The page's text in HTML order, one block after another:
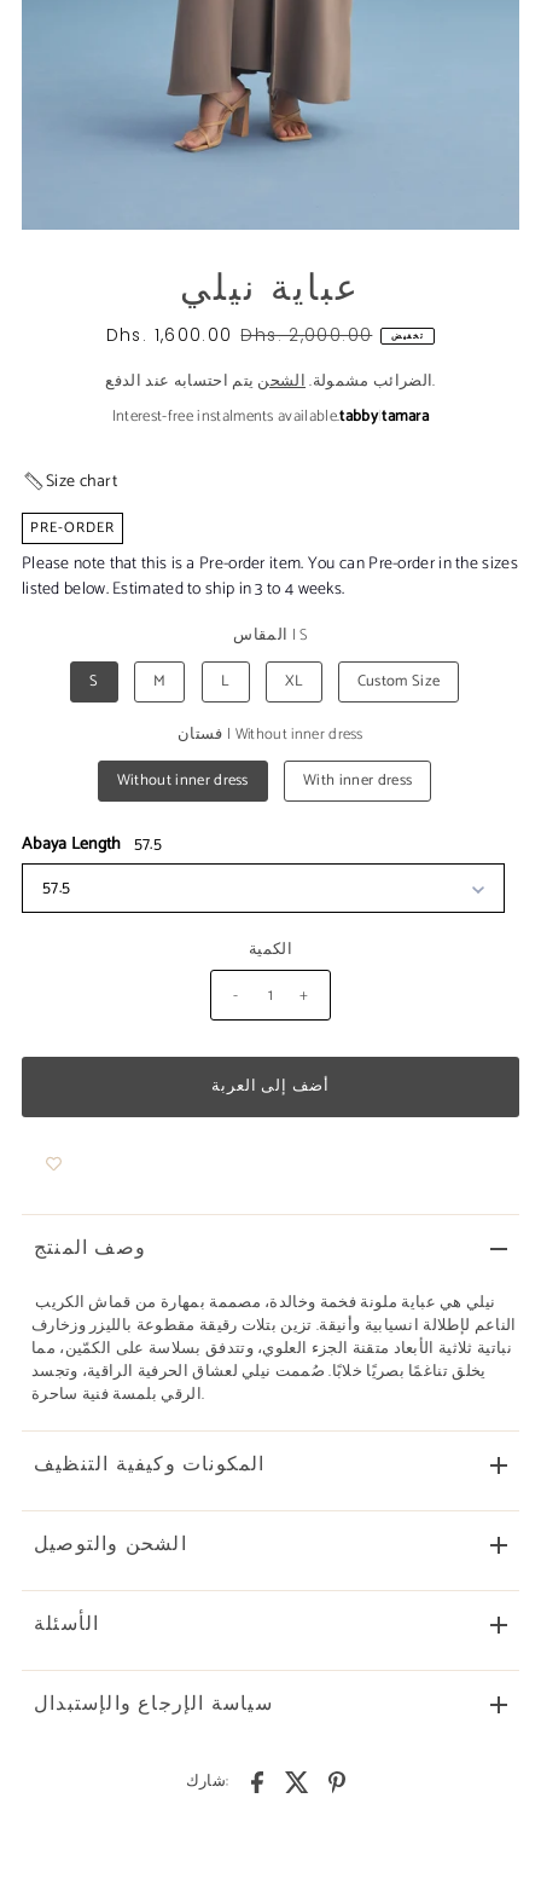
عباية نيلي
Dhs. 1,600.00 Dhs. 2,000.00 تخفيض
الضرائب مشمولة.الشحن
يتم احتسابه عند الدفع.
Interest-free instalments available.tabby|tamara
Size chart
PRE-ORDER
Please note that this is a Pre-order item. You can Pre-order in the sizes
listed below. Estimated to ship in 3 to 4 weeks.
المقاس |S
S
M L XL Custom Size
فستان | Without inner dress
Without inner dress
With inner dress
Abaya Length 57.5
57.5
الكمية
-
+
وصف المنتج
نيلي هي عباية ملونة فخمة وخالدة، مصممة بمهارة من قماش الكريب
الناعم لإطلالة انسيابية وأنيقة. تزين بتلات رقيقة مقطوعة بالليزر وزخارف
نباتية ثلاثية الأبعاد متقنة الجزء العلوي، وتتدفق بسلاسة على الكمّين، مما
يخلق تناغمًا بصريًا خلابًا. صُممت نيلي لعشاق الحرفية الراقية، وتجسد
الرقي بلمسة فنية ساحرة.
المكونات وكيفية التنظيف
الشحن والتوصيل
الأسئلة
سياسة الإرجاع والإستبدال
شارك: